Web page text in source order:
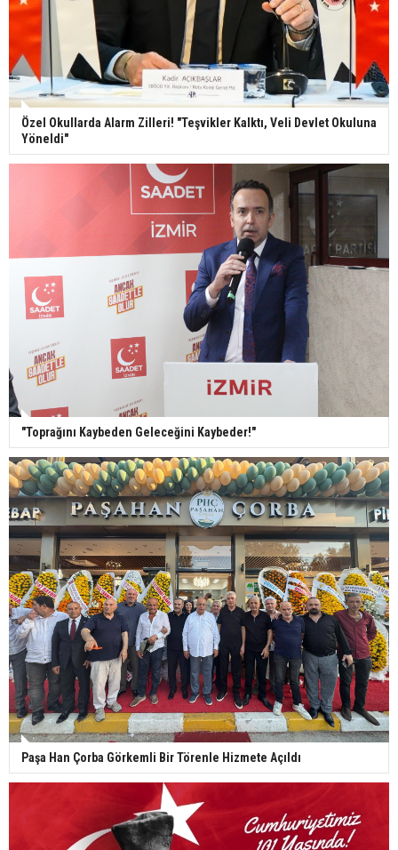
Özel Okullarda Alarm Zilleri! "Teşvikler Kalktı, Veli Devlet Okuluna
Yöneldi"
"Toprağını Kaybeden Geleceğini Kaybeder!"
Paşa Han Çorba Görkemli Bir Törenle Hizmete Açıldı